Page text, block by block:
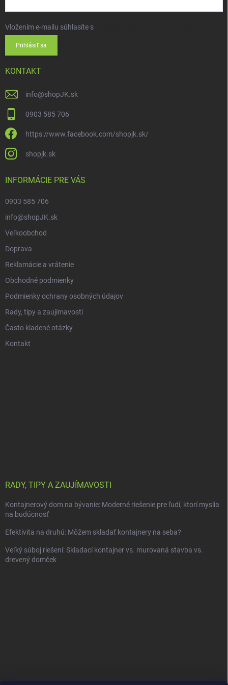
Vložením e-mailu súhlasíte s
Prihlásiť sa
KONTAKT
info@shopJK.sk
0903 585 706
https://www.facebook.com/shopjk.sk/
shopjk.sk
INFORMÁCIE PRE VÁS
0903 585 706
info@shopJK.sk
Veľkoobchod
Doprava
Reklamácie a vrátenie
Obchodné podmienky
Podmienky ochrany osobných údajov
Rady, tipy a zaujímavosti
Často kladené otázky
Kontakt
RADY, TIPY A ZAUJÍMAVOSTI
Kontajnerový dom na bývanie: Moderné riešenie pre ľudí, ktorí myslia
na budúcnosť
Efektivita na druhú: Môžem skladať kontajnery na seba?
Veľký súboj riešení: Skladací kontajner vs. murovaná stavba vs.
drevený domček